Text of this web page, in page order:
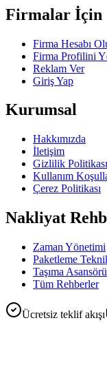
Firmalar İçin
Firma Hesabı
Firma Profilini
Reklam Ver
Giriş Yap
Kurumsal
Hakkımızda
İletişim
Gizlilik Politikası
Kullanım
Çerez Politikası
Nakliyat
Zaman Yönetimi
Paketleme
Taşıma Asansörü
Tüm Rehberler
Ücretsiz teklif akışı